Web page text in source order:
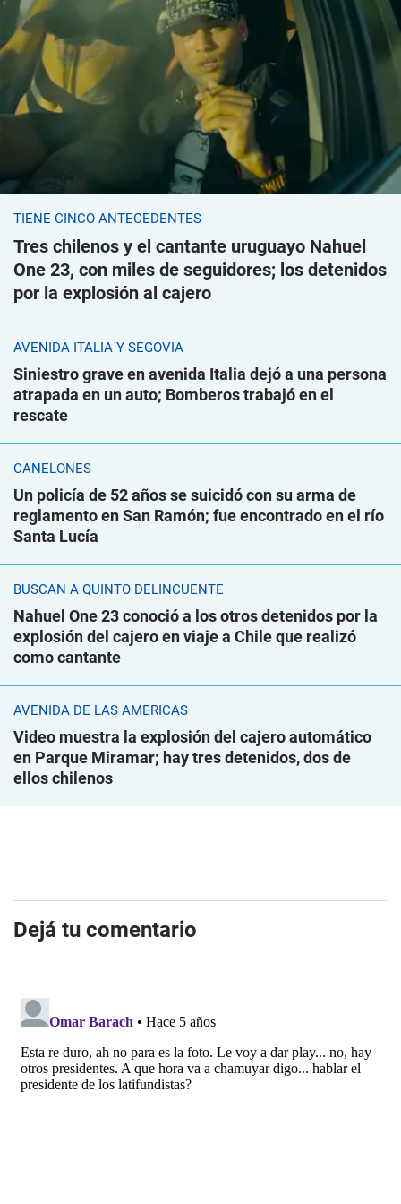
TIENE CINCO ANTECEDENTES
Tres chilenos y el cantante uruguayo Nahuel
One 23, con miles de seguidores; los detenidos
por la explosión al cajero
AVENIDA ITALIA Y SEGOVIA
Siniestro grave en avenida Italia dejó a una persona
atrapada en un auto; Bomberos trabajó en el
rescate
CANELONES
Un policía de 52 años se suicidó con su arma de
reglamento en San Ramón; fue encontrado en el río
Santa Lucía
BUSCAN A QUINTO DELINCUENTE
Nahuel One 23 conoció a los otros detenidos por la
explosión del cajero en viaje a Chile que realizó
como cantante
AVENIDA DE LAS AMÉRICAS
Video muestra la explosión del cajero automático
en Parque Miramar; hay tres detenidos, dos de
ellos chilenos
Dejá tu comentario